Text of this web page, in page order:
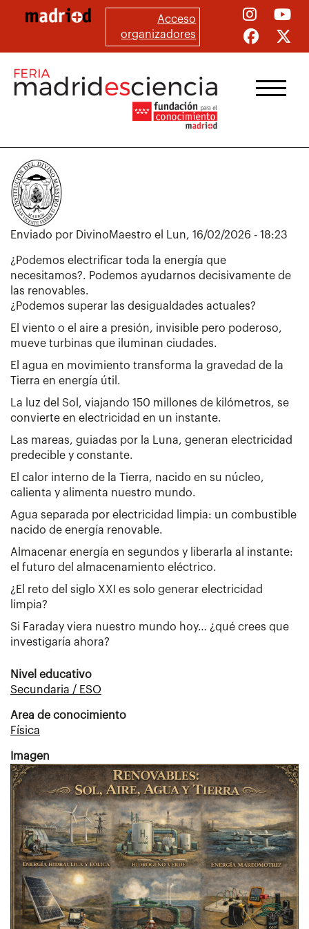
principal
Acceso
organizadores
Enviado por DivinoMaestro el Lun, 16/02/2026 - 18:23
¿Podemos electrificar toda la energía que
necesitamos?. Podemos ayudarnos decisivamente de
las renovables.
¿Podemos superar las desigualdades actuales?
El viento o el aire a presión, invisible pero poderoso,
mueve turbinas que iluminan ciudades.
El agua en movimiento transforma la gravedad de la
Tierra en energía útil.
La luz del Sol, viajando 150 millones de kilómetros, se
convierte en electricidad en un instante.
Las mareas, guiadas por la Luna, generan electricidad
predecible y constante.
El calor interno de la Tierra, nacido en su núcleo,
calienta y alimenta nuestro mundo.
Agua separada por electricidad limpia: un combustible
nacido de energía renovable.
Almacenar energía en segundos y liberarla al instante:
el futuro del almacenamiento eléctrico.
¿El reto del siglo XXI es solo generar electricidad
limpia?
Si Faraday viera nuestro mundo hoy… ¿qué crees que
investigaría ahora?
Nivel educativo
Secundaria / ESO
Area de conocimiento
Física
Imagen